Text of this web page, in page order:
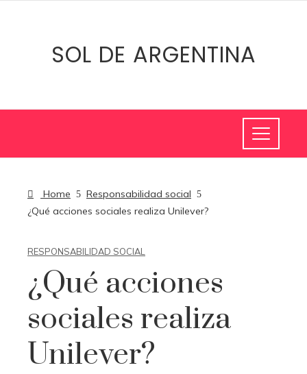
SOL DE ARGENTINA
Home
Responsabilidad social
¿Qué acciones sociales realiza Unilever?
RESPONSABILIDAD SOCIAL
¿Qué acciones
sociales realiza
Unilever?